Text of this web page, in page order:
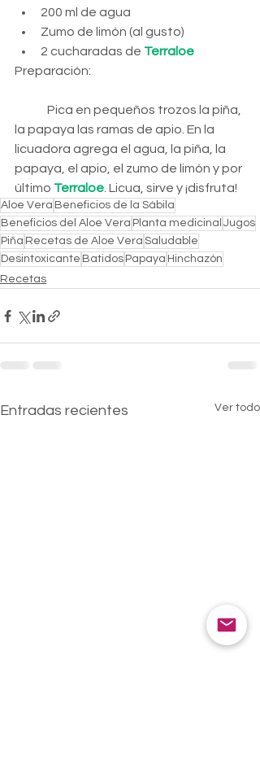
200 ml de agua
Zumo de limón (al gusto)
2 cucharadas de Terraloe
Preparación:
la papaya las ramas de apio. En la
licuadora agrega el agua, la piña, la
papaya, el apio, el zumo de limón y por
último Terraloe . Licua, sirve y ¡disfruta!
Aloe Vera Beneficios de la Sábila
Beneficios del Aloe Vera Planta medicinal Jugos
Piña Recetas de Aloe Vera Saludable
Desintoxicante Batidos Papaya Hinchazón
Recetas
Entradas recientes Ver todo